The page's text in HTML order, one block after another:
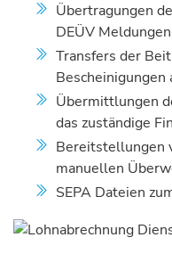
Übertragungen
DEÜV Meldungen
Transfers der
Bescheinigungen
Übermittlungen
das zuständige
Bereitstellungen
manuellen
SEPA Dateien